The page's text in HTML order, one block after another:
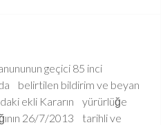
geçici 85 inci
belirtilen bildirim ve beyan
ekli Kararın yürürlüğe
26/7/2013 tarihli ve